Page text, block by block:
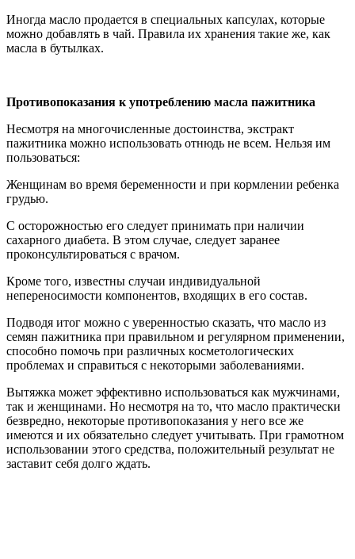
Иногда масло продается в специальных капсулах, которые
можно добавлять в чай. Правила их хранения такие же, как
масла в бутылках.
Противопоказания к употреблению масла пажитника
Несмотря на многочисленные достоинства, экстракт
пажитника можно использовать отнюдь не всем. Нельзя им
пользоваться:
Женщинам во время беременности и при кормлении ребенка
грудью.
С осторожностью его следует принимать при наличии
сахарного диабета. В этом случае, следует заранее
проконсультироваться с врачом.
Кроме того, известны случаи индивидуальной
непереносимости компонентов, входящих в его состав.
Подводя итог можно с уверенностью сказать, что масло из
семян пажитника при правильном и регулярном применении,
способно помочь при различных косметологических
проблемах и справиться с некоторыми заболеваниями.
Вытяжка может эффективно использоваться как мужчинами,
так и женщинами. Но несмотря на то, что масло практически
безвредно, некоторые противопоказания у него все же
имеются и их обязательно следует учитывать. При грамотном
использовании этого средства, положительный результат не
заставит себя долго ждать.